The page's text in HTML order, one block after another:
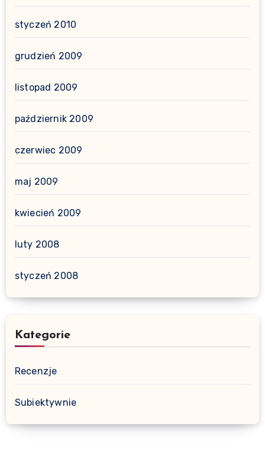
styczeń 2010
grudzień 2009
listopad 2009
październik 2009
czerwiec 2009
maj 2009
kwiecień 2009
luty 2008
styczeń 2008
Kategorie
Recenzje
Subiektywnie